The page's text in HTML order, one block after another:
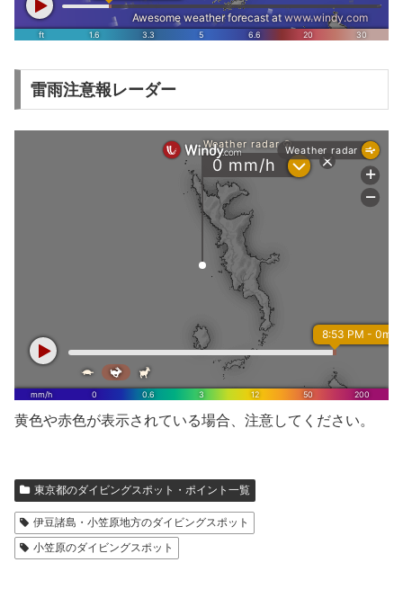
雷雨注意報レーダー
黄色や赤色が表示されている場合、注意してください。
東京都のダイビングスポット・ポイント一覧
伊豆諸島・小笠原地方のダイビングスポット
小笠原のダイビングスポット